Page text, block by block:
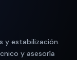
y estabilización.
y asesoría